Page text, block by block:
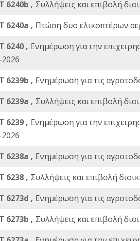
6240b , Συλλήψεις και επιβολή
6240a , Πτώση δυο ελικοπτέρων
6240 , Ενημέρωση για την
6239b , Ενημέρωση για τις
6239a , Συλλήψεις και επιβολή
6239 , Ενημέρωση για την
6238a , Ενημέρωση για τις
6238 , Συλλήψεις και επιβολή
6273d , Ενημέρωση για τις
6273b , Συλλήψεις και επιβολή